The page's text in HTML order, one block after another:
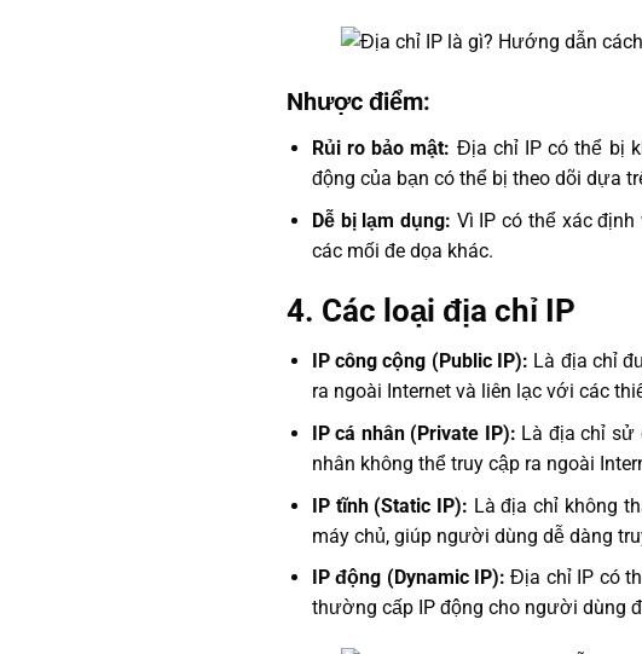
Nhược điểm:
Rủi ro bảo mật: Địa chỉ IP có thể bị
động của bạn có thể bị theo dõi dựa
Dễ bị lạm dụng: Vì IP có thể xác
các mối đe dọa khác.
4. Các loại địa chỉ IP
IP công cộng (Public IP): Là địa chỉ
ra ngoài Internet và liên lạc với các
IP cá nhân (Private IP): Là địa chỉ sử
nhân không thể truy cập ra ngoài
IP tĩnh (Static IP): Là địa chỉ không
máy chủ, giúp người dùng dễ dàng
IP động (Dynamic IP):Địa chỉ IP có
thường cấp IP động cho người dùng